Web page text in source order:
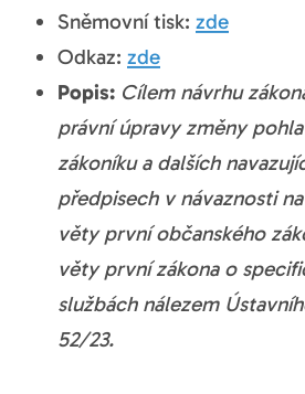
Sněmovní tisk: zde
Odkaz: zde
Popis: Cílem návrhu
právní úpravy změny
zákoníku a dalších
předpisech v návaznosti
věty první občanského
věty první zákona o
službách nálezem
52/23.